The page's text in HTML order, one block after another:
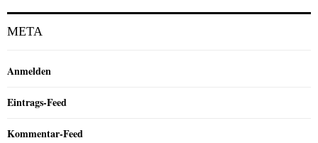
META
Anmelden
Eintrags-Feed
Kommentar-Feed